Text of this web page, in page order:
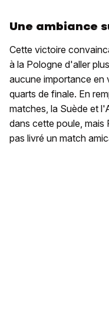
Une ambiance
Cette victoire
à la Pologne d'aller
aucune importance en
quarts de finale. En
matches, la Suède et
dans cette poule, mais
pas livré un match